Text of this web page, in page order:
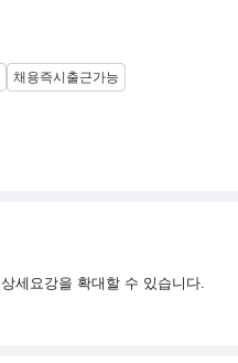
채용즉시출근가능
상세요강을 확대할 수 있습니다.